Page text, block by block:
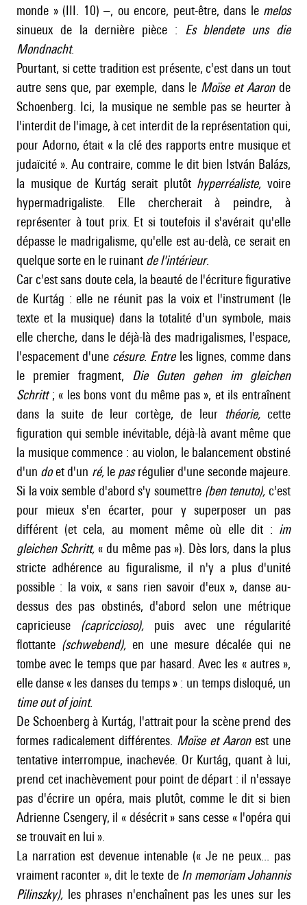
monde » (III. 10) –, ou encore, peut-être, dans le melos
sinueux de la dernière pièce : Es blendete uns die
Mondnacht.
Pourtant, si cette tradition est présente, c'est dans un tout
autre sens que, par exemple, dans le Moïse et Aaronde
Schoenberg . Ici, la musique ne semble pas se heurter à
l'interdit de l'image, à cet interdit de la représentation qui,
pour Adorno, était « la clé des rapports entre musique et
judaïcité ». Au contraire, comme le dit bien István Balázs,
la musique de Kurtág serait plutôt hyperréaliste, voire
hypermadrigaliste. Elle chercherait à peindre, à
représenter à tout prix. Et si toutefois il s'avérait qu'elle
dépasse le madrigalisme, qu'elle est au-delà, ce serait en
quelque sorte en le ruinant de l'intérieur.
Car c'est sans doute cela, la beauté de l'écriture figurative
de Kurtág : elle ne réunit pas la voix et l'instrument (le
texte et la musique) dans la totalité d'un symbole, mais
elle cherche, dans le déjà-là des madrigalismes, l'espace,
l'espacement d'une césure. Entreles lignes, comme dans
le premier fragment, Die Guten gehen im gleichen
Schritt; « les bons vont du même pas », et ils entraînent
dans la suite de leur cortège, de leur théorie,cette
figuration qui semble inévitable, déjà-là avant même que
la musique commence : au violon, le balancement obstiné
d'un doet d'un ré,le pasrégulier d'une seconde majeure.
Si la voix semble d'abord s'y soumettre (ben tenuto), c'est
pour mieux s'en écarter, pour y superposer un pas
différent (et cela, au moment même où elle dit : im
gleichen Schritt, « du même pas »). Dès lors, dans la plus
stricte adhérence au figuralisme, il n'y a plus d'unité
possible : la voix, « sans rien savoir d'eux », danse au-
dessus des pas obstinés, d'abord selon une métrique
capricieuse (capriccioso), puis avec une régularité
flottante (schwebend), en une mesure décalée qui ne
tombe avec le temps que par hasard. Avec les « autres »,
elle danse « les danses du temps » : un temps disloqué, un
time out of joint.
De Schoenberg à Kurtág, l'attrait pour la scène prend des
formes radicalement différentes. Moïse et Aaronest une
tentative interrompue, inachevée. Or Kurtág, quant à lui,
prend cet inachèvement pour point de départ : il n'essaye
pas d'écrire un opéra, mais plutôt, comme le dit si bien
Adrienne Csengery, il « désécrit » sans cesse « l'opéra qui
se trouvait en lui ».
La narration est devenue intenable (« Je ne peux... pas
vraiment raconter », dit le texte de In memoriam Johannis
Pilinszky), les phrases n'enchaînent pas les unes sur les